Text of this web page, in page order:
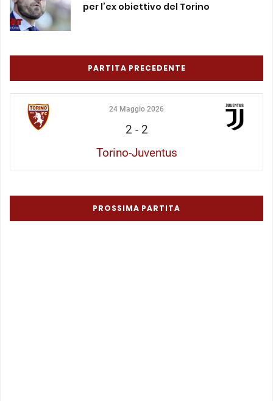
per l’ex obiettivo del Torino
PARTITA PRECEDENTE
24 Maggio 2026
2 - 2
Torino-Juventus
PROSSIMA PARTITA